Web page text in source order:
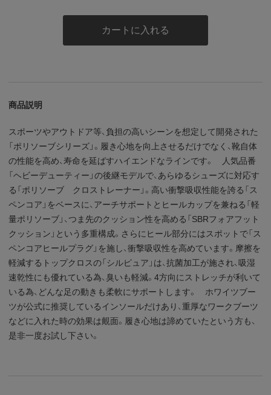
カートに入れる
商品説明
スポーツやアウトドア等、負担の高いシーンを想定して開発された
「ポリソーブシリーズ」。履き心地を向上させるだけでなく、靴自体
の性能を高め、寿命を延ばすハイエンドなラインです。 人気品番
「ヘビーデューティー」の後継モデルで、あらゆるシューズに対応す
る「ポリソーブ クロストレーナー」。高い衝撃吸収性能を誇る「ス
ペンコア」をベースに、アーチサポートとヒールカップを兼ねる「軽
量ポリソーブ」、つま先のクッション性を高める「SBRフォアフット
クッション」という多重構成。さらにヒール部分にはスポットで「ス
ペンコアヒールプラグ」を施し、衝撃吸収性を高めています。摩擦を
軽減するトップクロスの「シルピュア」は、抗菌加工が施され、吸湿
速乾性にも優れている為、臭いも軽減。4方向にストレッチが利いて
いる為、どんな足の動きも柔軟にサポートします。 ホワイツブー
ツが公式に推奨しているインソールだけあり、重厚なワークブーツ
などに入れた時の効果は覿面。履き心地は諦めていたという方も、
是非一度お試し下さい。